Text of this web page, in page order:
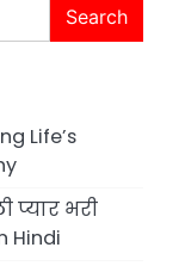
Search
Life’s
प्यार भरी
Hindi